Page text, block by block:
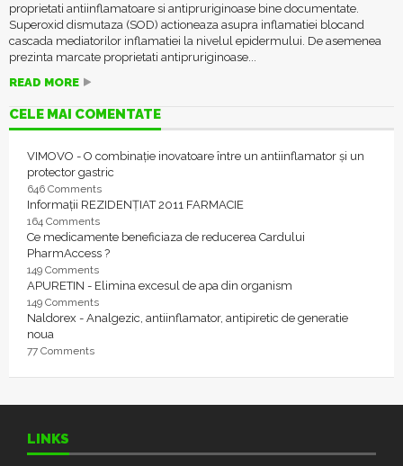
proprietati antiinflamatoare si antipruriginoase bine documentate.
Superoxid dismutaza (SOD) actioneaza asupra inflamatiei blocand
cascada mediatorilor inflamatiei la nivelul epidermului. De asemenea
prezinta marcate proprietati antipruriginoase...
READ MORE
CELE MAI COMENTATE
VIMOVO - O combinație inovatoare între un antiinflamator și un
protector gastric
646 Comments
Informații REZIDENȚIAT 2011 FARMACIE
164 Comments
Ce medicamente beneficiaza de reducerea Cardului
PharmAccess ?
149 Comments
APURETIN - Elimina excesul de apa din organism
149 Comments
Naldorex - Analgezic, antiinflamator, antipiretic de generatie
noua
77 Comments
LINKS